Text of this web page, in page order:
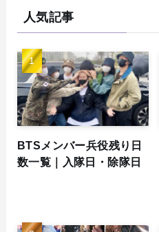
人気記事
BTSメンバー兵役残り日
数一覧｜入隊日・除隊日